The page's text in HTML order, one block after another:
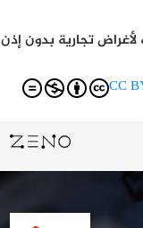
تجارية بدون إذن
CC